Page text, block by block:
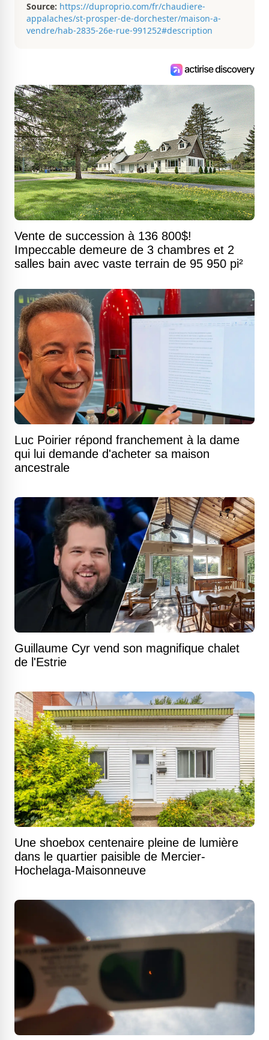
Source: https://duproprio.com/fr/chaudiere-
appalaches/st-prosper-de-dorchester/maison-a-
vendre/hab-2835-26e-rue-991252#description
Vente de succession à 136 800$!
Impeccable demeure de 3 chambres et 2
salles bain avec vaste terrain de 95 950 pi²
Luc Poirier répond franchement à la dame
qui lui demande d'acheter sa maison
ancestrale
Guillaume Cyr vend son magnifique chalet
de l'Estrie
Une shoebox centenaire pleine de lumière
dans le quartier paisible de Mercier-
Hochelaga-Maisonneuve